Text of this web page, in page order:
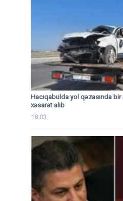
Hacıqabulda yol qəzasında
xəsarət alıb
18:03